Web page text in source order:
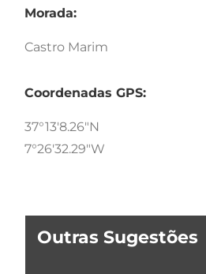
Morada:
Castro Marim
Coordenadas GPS:
37°13'8.26"N
7°26'32.29"W
Outras Sugestões